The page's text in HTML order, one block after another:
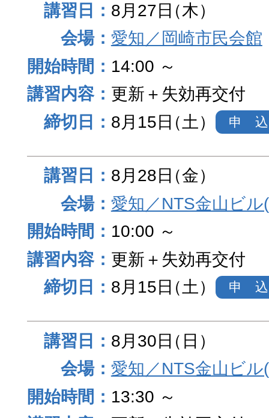
8月27日（木）
愛知／岡崎市民会館
14:00 ～
更新＋失効再交付
8月15日（土） 申 込
8月28日（金）
愛知／NTS金山ビ
10:00 ～
更新＋失効再交付
8月15日（土） 申 込
8月30日（日）
愛知／NTS金山ビ
13:30 ～